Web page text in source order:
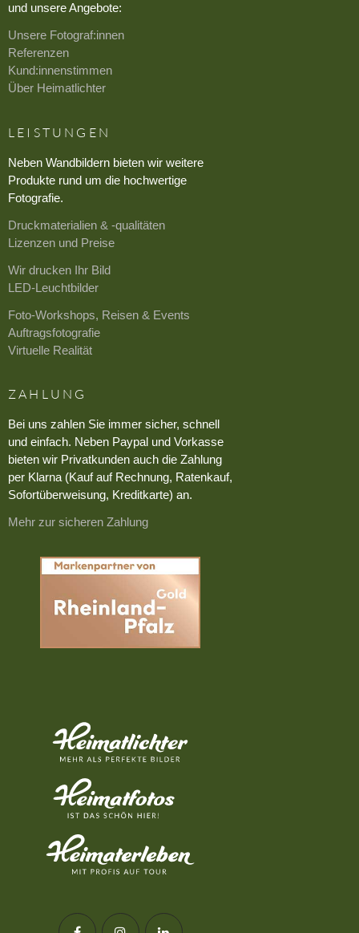
und unsere Angebote:
Unsere Fotograf:innen
Referenzen
Kund:innenstimmen
Über Heimatlichter
LEISTUNGEN
Neben Wandbildern bieten wir weitere
Produkte rund um die hochwertige
Fotografie.
Druckmaterialien & -qualitäten
Lizenzen und Preise
Wir drucken Ihr Bild
LED-Leuchtbilder
Foto-Workshops, Reisen & Events
Auftragsfotografie
Virtuelle Realität
ZAHLUNG
Bei uns zahlen Sie immer sicher, schnell
und einfach. Neben Paypal und Vorkasse
bieten wir Privatkunden auch die Zahlung
per Klarna (Kauf auf Rechnung, Ratenkauf,
Sofortüberweisung, Kreditkarte) an.
Mehr zur sicheren Zahlung